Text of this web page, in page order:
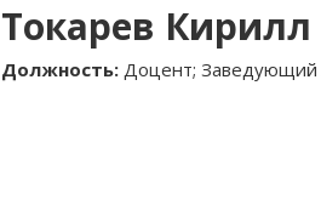
Токарев Кирилл
Должность: Доцент; Заведующий